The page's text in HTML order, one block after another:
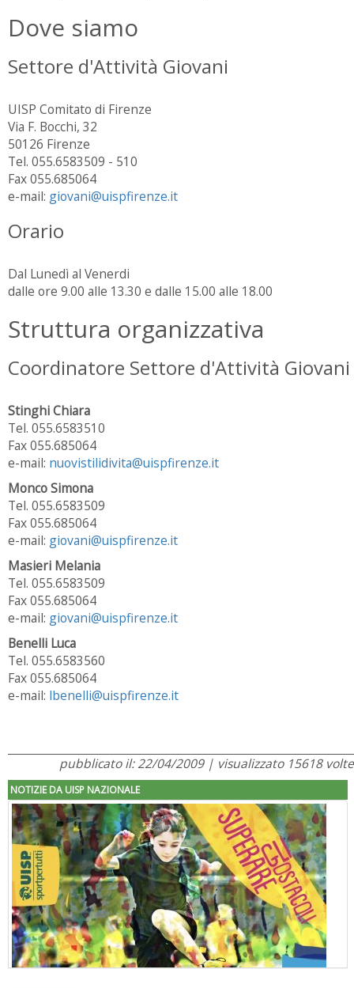
Dove siamo
Settore d'Attività Giovani
UISP Comitato di Firenze
Via F. Bocchi, 32
50126 Firenze
Tel. 055.6583509 - 510
Fax 055.685064
e-mail: giovani@uispfirenze.it
Orario
Dal Lunedì al Venerdi
dalle ore 9.00 alle 13.30 e dalle 15.00 alle 18.00
Struttura organizzativa
Coordinatore Settore d'Attività Giovani
Stinghi Chiara
Tel. 055.6583510
Fax 055.685064
e-mail: nuovistilidivita@uispfirenze.it
Monco Simona
Tel. 055.6583509
Fax 055.685064
e-mail: giovani@uispfirenze.it
Masieri Melania
Tel. 055.6583509
Fax 055.685064
e-mail: giovani@uispfirenze.it
Benelli Luca
Tel. 055.6583560
Fax 055.685064
e-mail: lbenelli@uispfirenze.it
pubblicato il: 22/04/2009 | visualizzato 15618 volte
NOTIZIE DA UISP NAZIONALE